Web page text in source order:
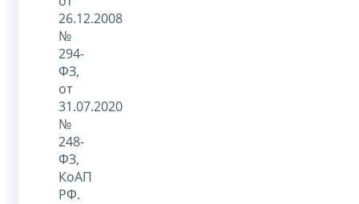
26.12.2008
№
294-
ФЗ,
от
31.07.2020
№
248-
ФЗ,
КоАП
РФ.